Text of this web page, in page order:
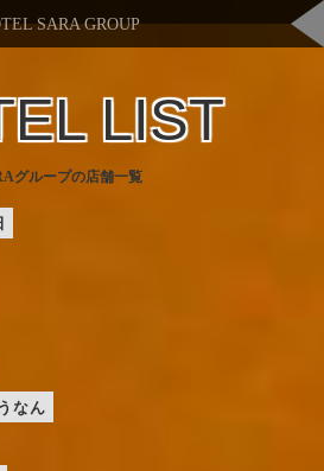
SARA GROUP
LIST
グループの店舗一覧
なん